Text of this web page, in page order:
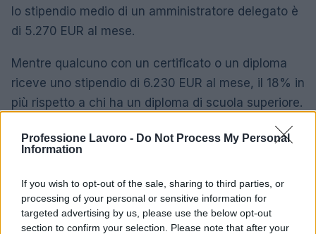
Professione Lavoro - Do Not Process My Personal
Information
If you wish to opt-out of the sale, sharing to third parties, or
processing of your personal or sensitive information for
targeted advertising by us, please use the below opt-out
section to confirm your selection. Please note that after your
lo stipendio medio di un amministratore delegato è
di 5.270 EUR al mese.
Mentre qualcuno con un certificato o un diploma
riceve uno stipendio di 6.230 EUR al mese, il 18% in
più rispetto a chi ha un diploma di scuola superiore.
Un diploma di laurea ottiene al suo titolare uno
stipendio medio di 8.410 EUR al mese, il 35% in più
I professionisti in possesso di un master sono
ricompensati con uno stipendio medio di 12.100